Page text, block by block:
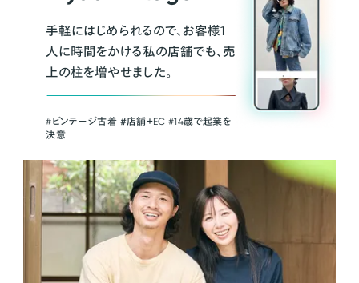
手軽にはじめられるので、お客様1
人に時間をかける私の店舗でも、売
上の柱を増やせました。
#ビンテージ古着 ＃店舗＋EC #14歳で起業を
決意